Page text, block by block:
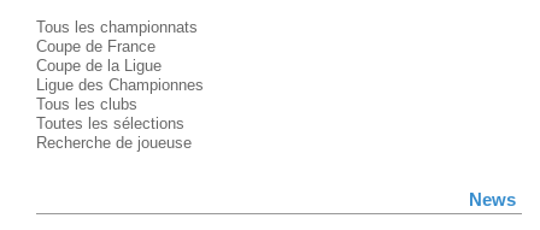
Tous les championnats
Coupe de France
Coupe de la Ligue
Ligue des Championnes
Tous les clubs
Toutes les sélections
Recherche de joueuse
News